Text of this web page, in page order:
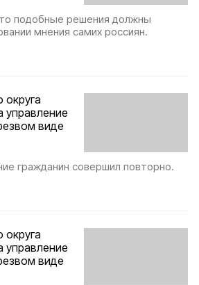
подобные решения должны
мнения самих россиян.
округа
управление
виде
гражданин совершил повторно.
округа
управление
виде